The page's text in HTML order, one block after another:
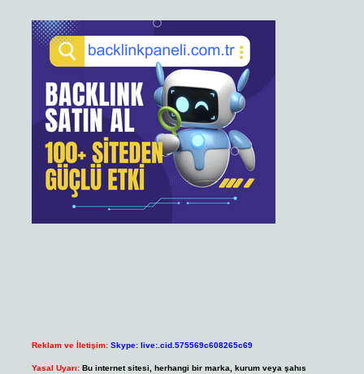
Reklam ve İletişim: Skype: live:.cid.575569c608265c69
Yasal Uyarı: Bu internet sitesi, herhangi bir marka, kurum veya şahıs